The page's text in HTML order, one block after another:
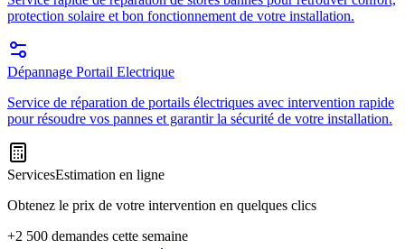
protection solaire et bon fonctionnement de votre installation.
Dépannage Portail Electrique
Service de réparation de portails électriques avec intervention rapide
pour résoudre vos pannes et garantir la sécurité de votre installation.
ServicesEstimation en ligne
Obtenez le prix de votre intervention en quelques clics
+2 500 demandes cette semaine